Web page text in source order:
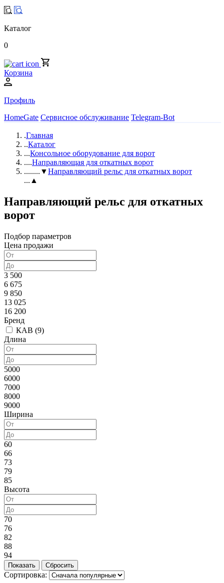
Каталог
0
Корзина
Профиль
HomeGate Сервисное обслуживание Telegram-Bot
.Главная
..Каталог
...Консольное оборудование для ворот
....Направляющая для откатных ворот
........▼Направляющий рельс для откатных ворот
...▲
Направляющий рельс для откатных
ворот
Подбор параметров
Цена продажи
3 500
6 675
9 850
13 025
16 200
Бренд
КАВ (9)
Длина
5000
6000
7000
8000
9000
Ширина
60
66
73
79
85
Высота
70
76
82
88
94
Сортировка: